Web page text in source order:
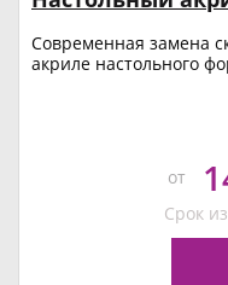
Современная замена
акриле настольного
от
Срок